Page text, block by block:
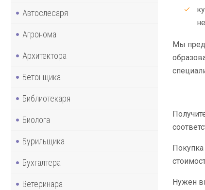
Автослесаря
Агронома
Архитектора
Бетонщика
Библиотекаря
Биолога
Бурильщика
Бухгалтера
Ветеринара
Мы
Нужен